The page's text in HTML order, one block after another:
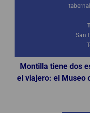
San
Montilla tiene dos
el viajero: el Museo